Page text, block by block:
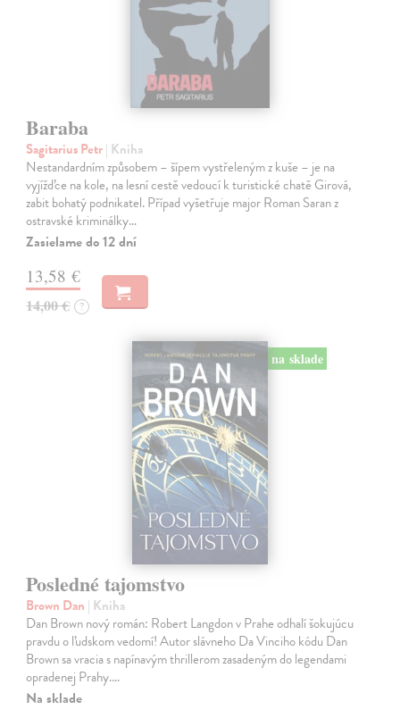
Baraba
Sagitarius Petr| Kniha
Nestandardním způsobem – šípem vystřeleným z kuše – je na
vyjížďce na kole, na lesní cestě vedoucí k turistické chatě Girová,
zabit bohatý podnikatel. Případ vyšetřuje major Roman Saran z
ostravské kriminálky…
Zasielame do 12 dní
13,58 €
14,00 € ?
na sklade
Posledné tajomstvo
Brown Dan | Kniha
Dan Brown nový román: Robert Langdon v Prahe odhalí šokujúcu
pravdu o ľudskom vedomí! Autor slávneho Da Vinciho kódu Dan
Brown sa vracia s napínavým thrillerom zasadeným do legendami
opradenej Prahy.…
Na sklade